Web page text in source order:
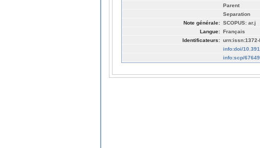
Parent
Separation
Note générale: SCOPUS: ar.j
Langue: Français
Identificateurs: urn:issn:1372-
info:doi/
info:scp/